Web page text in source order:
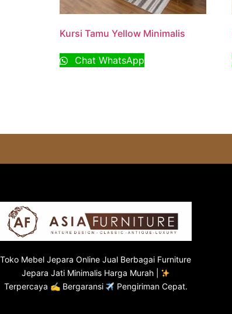
Kursi Tamu Yellow Minimalis
Chat WhatsApp
Toko Mebel Jepara Online Jual Berbagai Furniture
Jepara Jati Minimalis Harga Murah |
Terpercaya ✍ Bergaransi
Pengiriman Cepat.